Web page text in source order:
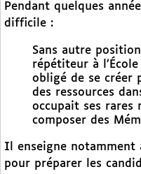
Pendant quelques
difficile :
Sans autre
répétiteur à
obligé de se créer
des ressources
occupait ses rares
composer des
Il enseigne notamment
pour préparer les